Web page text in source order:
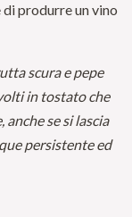
produrre un vino
scura e pepe
in tostato che
se si lascia
persistente ed